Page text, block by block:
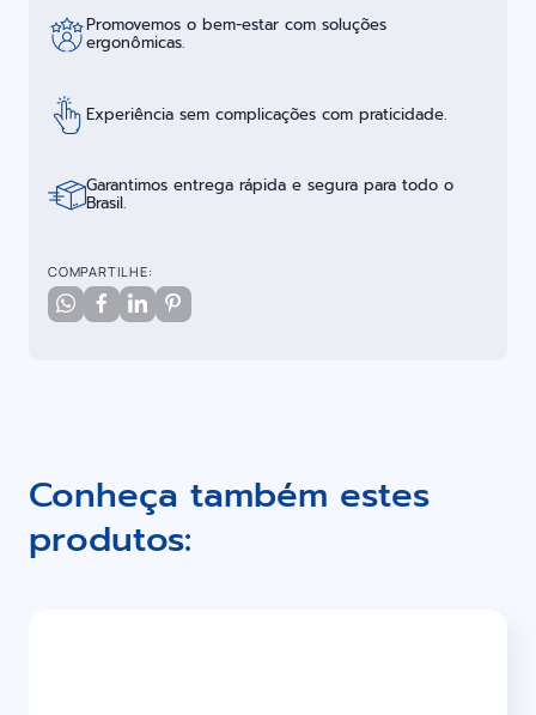
Promovemos o bem-estar com soluções
ergonômicas.
Experiência sem complicações com praticidade.
Garantimos entrega rápida e segura para todo o
Brasil.
COMPARTILHE:
Conheça também estes
produtos: